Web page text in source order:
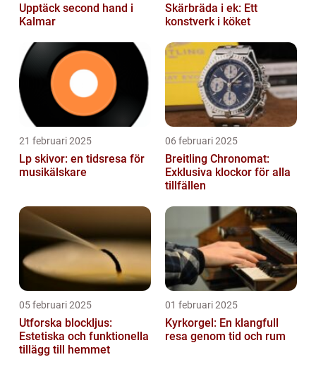
Upptäck second hand i
Kalmar
Skärbräda i ek: Ett
konstverk i köket
21 februari 2025
Lp skivor: en tidsresa för
musikälskare
06 februari 2025
Breitling Chronomat:
Exklusiva klockor för alla
tillfällen
05 februari 2025
Utforska blockljus:
Estetiska och funktionella
tillägg till hemmet
01 februari 2025
Kyrkorgel: En klangfull
resa genom tid och rum